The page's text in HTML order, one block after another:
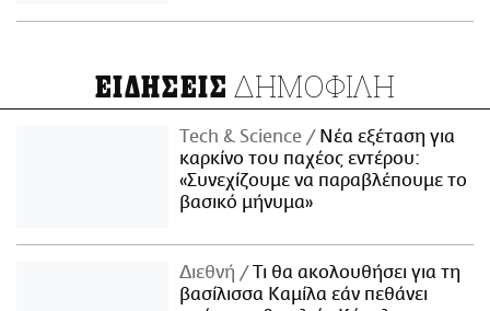
ΕΙΔΗΣΕΙΣ ΔΗΜΟΦΙΛΗ
Τech & Science
Νέα εξέταση για
καρκίνο του παχέος εντέρου:
«Συνεχίζουμε να παραβλέπουμε το
βασικό μήνυμα»
Διεθνή
Τι θα ακολουθήσει για τη
βασίλισσα Καμίλα εάν πεθάνει